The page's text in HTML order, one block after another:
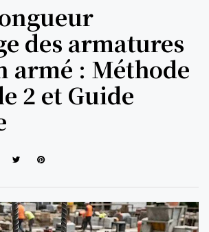
des armatures
armé : Méthode
2 et Guide